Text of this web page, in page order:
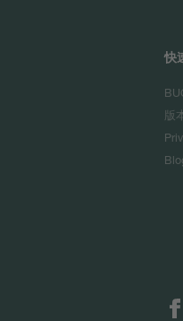
快
版